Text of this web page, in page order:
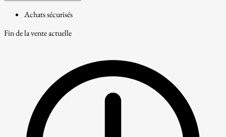
Achats sécurisés
Fin de la vente actuelle